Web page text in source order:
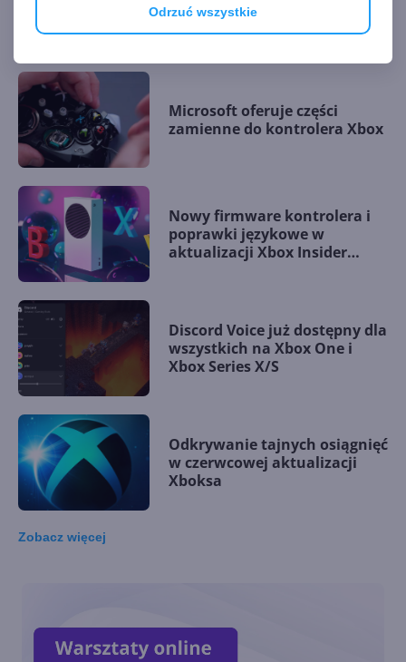
Odrzuć wszystkie
AKTUALNOŚCI Z KATEGORII XBOX ONE
Microsoft oferuje części
zamienne do kontrolera Xbox
Nowy firmware kontrolera i
poprawki językowe w
aktualizacji Xbox Insider
Discord Voice już dostępny dla
wszystkich na Xbox One i
Xbox Series X/S
Odkrywanie tajnych osiągnięć
w czerwcowej aktualizacji
Xboksa
Zobacz więcej